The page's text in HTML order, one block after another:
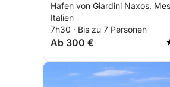
Sant'Alessio
Hafen von Giardini Naxos,
Italien
7h30 · Bis zu 7 Personen
Ab 300 €